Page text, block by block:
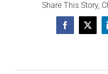
Share This Story,
Facebook
X